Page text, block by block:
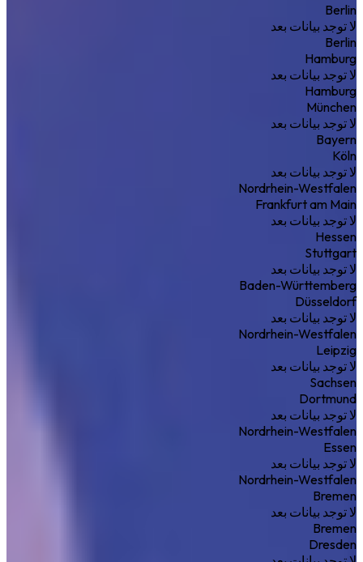
Berlin
لا توجد بيانات بعد
Berlin
Hamburg
لا توجد بيانات بعد
Hamburg
München
لا توجد بيانات بعد
Bayern
Köln
لا توجد بيانات بعد
Nordrhein-Westfalen
Frankfurt am Main
لا توجد بيانات بعد
Hessen
Stuttgart
لا توجد بيانات بعد
Baden-Württemberg
Düsseldorf
لا توجد بيانات بعد
Nordrhein-Westfalen
Leipzig
لا توجد بيانات بعد
Sachsen
Dortmund
لا توجد بيانات بعد
Nordrhein-Westfalen
Essen
لا توجد بيانات بعد
Nordrhein-Westfalen
Bremen
لا توجد بيانات بعد
Bremen
Dresden